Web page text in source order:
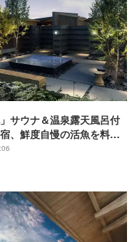
サウナ＆温泉露天風呂付
、鮮度自慢の活魚を料理